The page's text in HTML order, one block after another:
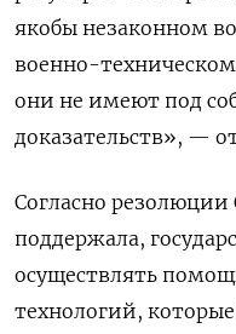
якобы незаконном
военно-
они не имеют под
доказательств», —
Согласно
поддержала,
осуществлять
технологий,